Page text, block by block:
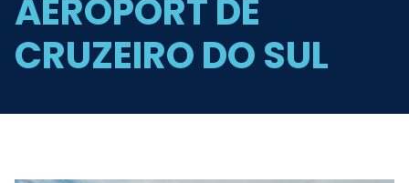
AÉROPORT DE
CRUZEIRO DO SUL